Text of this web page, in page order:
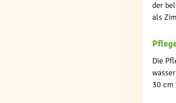
der
als
Die
30 cm